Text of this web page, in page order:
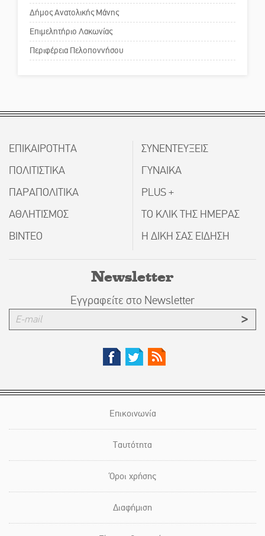
Μια «χρυσή» ελαιοκομική
προοπτική για τη Λακωνία
του Δημοκρατικού Στρατού
«Στέγνωσε» από νερό πάνω από
μήνα ο Πύρριχος
Άγρυπνος φρουρός 2 δεκαετιών
το Πυροφυλάκιο στις Αιγιές
Πού βρίσκεται το ιστορικό
κέντρο της Σπάρτης;
Δήμος Ανατολικής Μάνης
Επιμελητήριο Λακωνίας
Περιφέρεια Πελοποννήσου
ΕΠΙΚΑΙΡΟΤΗΤΑ
ΠΟΛΙΤΙΣΤΙΚΑ
ΠΑΡΑΠΟΛΙΤΙΚΑ
ΑΘΛΗΤΙΣΜΟΣ
ΒΙΝΤΕΟ
ΣΥΝΕΝΤΕΥΞΕΙΣ
ΓΥΝΑΙΚΑ
PLUS +
ΤΟ ΚΛΙΚ ΤΗΣ ΗΜΕΡΑΣ
Η ΔΙΚΗ ΣΑΣ ΕΙΔΗΣΗ
Newsletter
Εγγραφείτε στο Newsletter
Επικοινωνία
Ταυτότητα
Όροι χρήσης
Διαφήμιση